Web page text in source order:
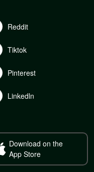
Reddit
Tiktok
Pinterest
Linkedln
Download on the
App Store